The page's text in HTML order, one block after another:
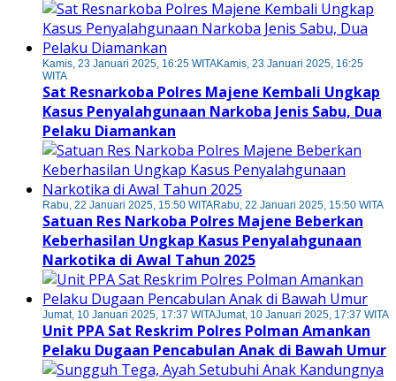
Kamis, 23 Januari 2025, 16:25 WITAKamis, 23 Januari 2025, 16:25
WITA
Sat Resnarkoba Polres Majene Kembali Ungkap
Kasus Penyalahgunaan Narkoba Jenis Sabu, Dua
Pelaku Diamankan
Rabu, 22 Januari 2025, 15:50 WITARabu, 22 Januari 2025, 15:50 WITA
Satuan Res Narkoba Polres Majene Beberkan
Keberhasilan Ungkap Kasus Penyalahgunaan
Narkotika di Awal Tahun 2025
Jumat, 10 Januari 2025, 17:37 WITAJumat, 10 Januari 2025, 17:37 WITA
Unit PPA Sat Reskrim Polres Polman Amankan
Pelaku Dugaan Pencabulan Anak di Bawah Umur